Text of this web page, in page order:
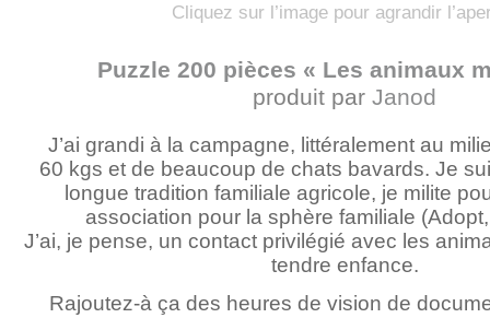
Cliquez sur l’image pour agrandir
Puzzle 200 pièces « Les animaux
produit par Janod
J’ai grandi à la campagne, littéralement au
60 kgs et de beaucoup de chats bavards. Je
longue tradition familiale agricole, je milite
association pour la sphère familiale (Adopt,
J’ai, je pense, un contact privilégié avec les
tendre enfance.
Rajoutez-à ça des heures de vision de